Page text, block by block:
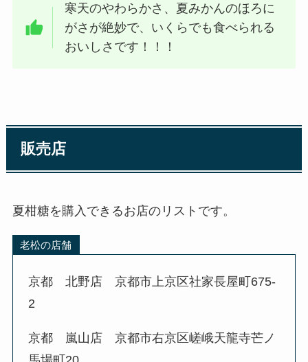
寒天のやわらかさ、夏みかんのほろに
がさが絶妙で、いくらでも食べられる
おいしさです！！！
販売店
夏柑糖を購入できるお店のリストです。
老松の店舗
京都 北野店 京都市上京区社家長屋町675-
2
京都 嵐山店 京都市右京区嵯峨天龍寺芒ノ